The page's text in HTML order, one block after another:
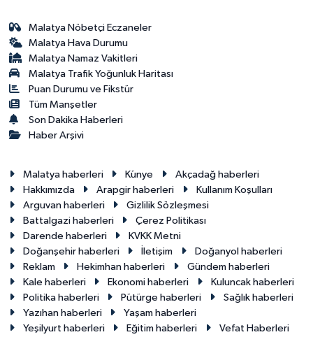
Malatya Nöbetçi Eczaneler
Malatya Hava Durumu
Malatya Namaz Vakitleri
Malatya Trafik Yoğunluk Haritası
Puan Durumu ve Fikstür
Tüm Manşetler
Son Dakika Haberleri
Haber Arşivi
Malatya haberleri Künye
Akçadağ haberleri
Hakkımızda
Arapgir haberleri
Kullanım Koşulları
Arguvan haberleri
Gizlilik Sözleşmesi
Battalgazi haberleri
Çerez Politikası
Darende haberleri
KVKK Metni
Doğanşehir haberleri
İletişim
Doğanyol haberleri
Reklam
Hekimhan haberleri
Gündem haberleri
Kale haberleri
Ekonomi haberleri
Kuluncak haberleri
Politika haberleri
Pütürge haberleri
Sağlık haberleri
Yazıhan haberleri
Yaşam haberleri
Yeşilyurt haberleri
Eğitim haberleri Vefat Haberleri